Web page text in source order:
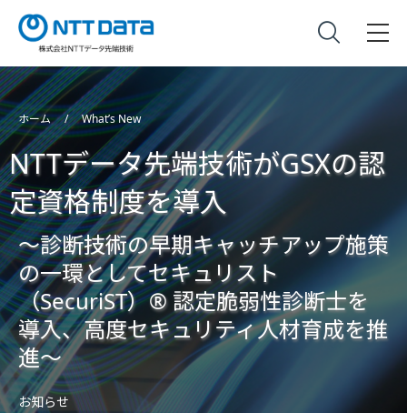
ホーム What’s New
NTTデータ先端技術がGSXの認
定資格制度を導入
～診断技術の早期キャッチアップ施策
の一環としてセキュリスト
（SecuriST）® 認定脆弱性診断士を
導入、高度セキュリティ人材育成を推
進～
お知らせ